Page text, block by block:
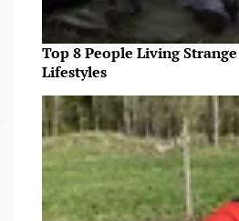
Top 8 People Living
Lifestyles